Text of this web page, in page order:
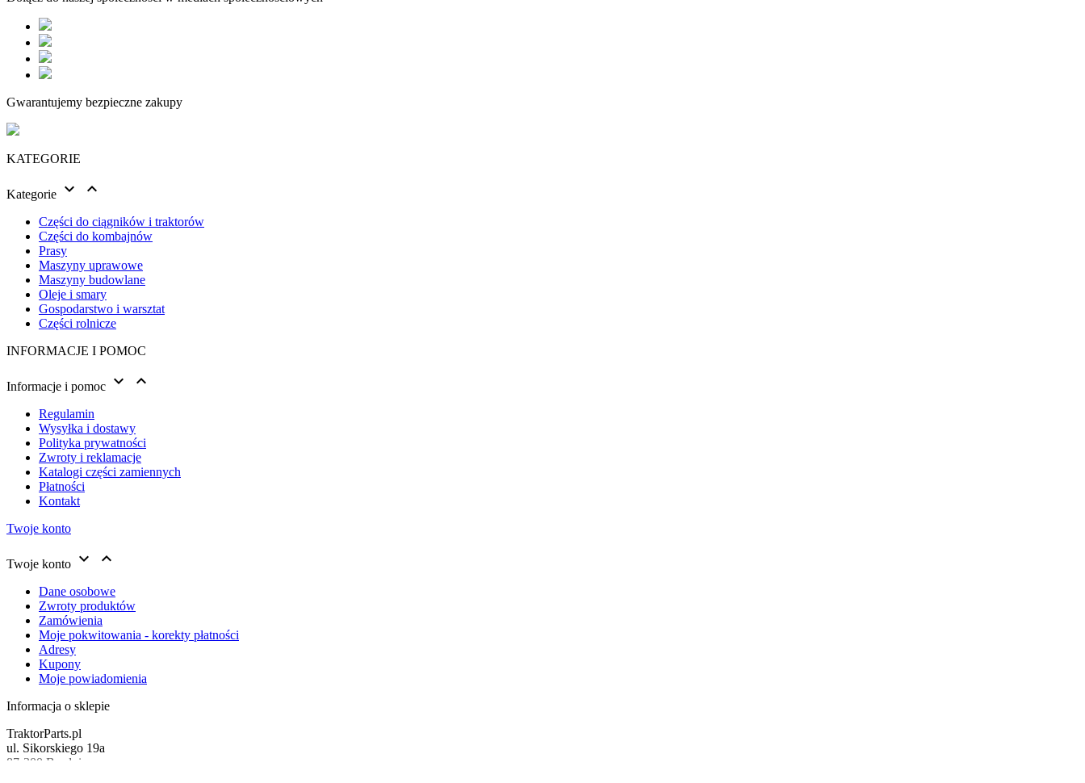
Gwarantujemy bezpieczne zakupy
KATEGORIE
Kategorie  
Części do ciągników i traktorów
Części do kombajnów
Prasy
Maszyny uprawowe
Maszyny budowlane
Oleje i smary
Gospodarstwo i warsztat
Części rolnicze
INFORMACJE I POMOC
Informacje i pomoc  
Regulamin
Wysyłka i dostawy
Polityka prywatności
Zwroty i reklamacje
Katalogi części zamiennych
Płatności
Kontakt
Twoje konto
Twoje konto  
Dane osobowe
Zwroty produktów
Zamówienia
Moje pokwitowania - korekty płatności
Adresy
Kupony
Moje powiadomienia
Informacja o sklepie
TraktorParts.pl
ul. Sikorskiego 19a
87-300 Brodnica